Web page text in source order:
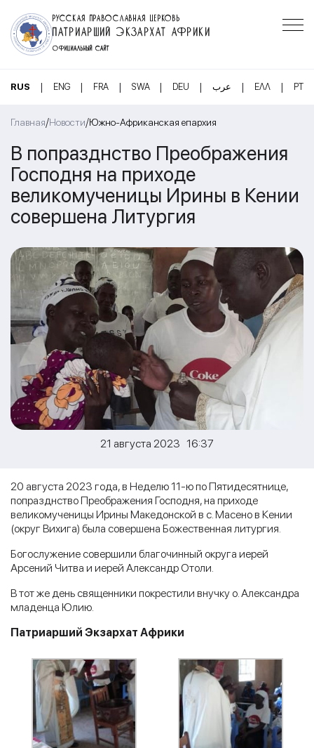
РУССКАЯ ПРАВОСЛАВНАЯ ЦЕРКОВЬ
ПАТРИАРШИЙ ЭКЗАРХАТ АФРИКИ
ОФИЦИАЛЬНЫЙ САЙТ
RUS | ENG | FRA | SWA | DEU | عرب | ΕΛΛ | PT
Главная/Новости/Южно-Африканская епархия
В попразднство Преображения
Господня на приходе
великомученицы Ирины в Кении
совершена Литургия
21 августа 2023 16:37
20 августа 2023 года, в Неделю 11-ю по Пятидесятнице,
попразднство Преображения Господня, на приходе
великомученицы Ирины Македонской в с. Масено в Кении
(округ Вихига) была совершена Божественная литургия.
Богослужение совершили благочинный округа иерей
Арсений Читва и иерей Александр Отоли.
В тот же день священники покрестили внучку о. Александра
младенца Юлию.
Патриарший Экзархат Африки